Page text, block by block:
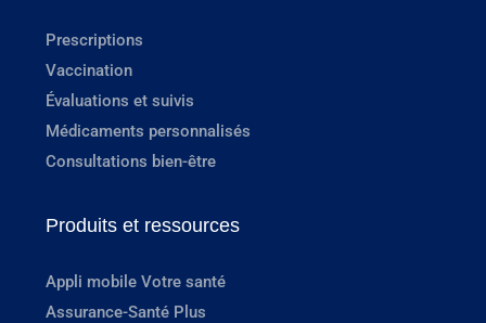
Prescriptions
Vaccination
Évaluations et suivis
Médicaments personnalisés
Consultations bien-être
Produits et ressources
Appli mobile Votre santé
Assurance-Santé Plus